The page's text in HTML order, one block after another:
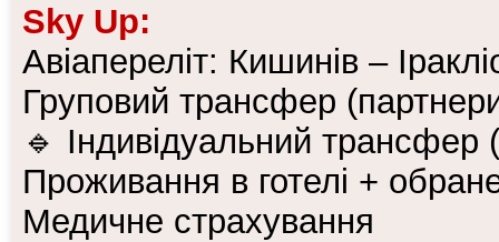
Sky Up:
Авіапереліт: Кишинів –
Груповий трансфер
🔹 Індивідуальний
Проживання в готелі +
Медичне страхування